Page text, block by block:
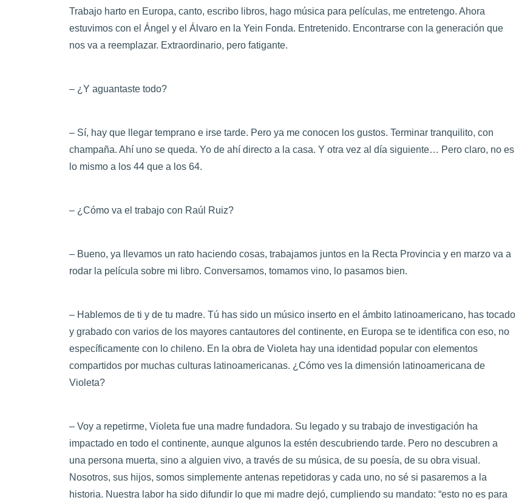
Trabajo harto en Europa, canto, escribo libros, hago música para películas, me entretengo. Ahora
estuvimos con el Ángel y el Álvaro en la Yein Fonda. Entretenido. Encontrarse con la generación que
nos va a reemplazar. Extraordinario, pero fatigante.
– ¿Y aguantaste todo?
– Sí, hay que llegar temprano e irse tarde. Pero ya me conocen los gustos. Terminar tranquilito, con
champaña. Ahí uno se queda. Yo de ahí directo a la casa. Y otra vez al día siguiente… Pero claro, no es
lo mismo a los 44 que a los 64.
– ¿Cómo va el trabajo con Raúl Ruiz?
– Bueno, ya llevamos un rato haciendo cosas, trabajamos juntos en la Recta Provincia y en marzo va a
rodar la película sobre mi libro. Conversamos, tomamos vino, lo pasamos bien.
– Hablemos de ti y de tu madre. Tú has sido un músico inserto en el ámbito latinoamericano, has tocado
y grabado con varios de los mayores cantautores del continente, en Europa se te identifica con eso, no
específicamente con lo chileno. En la obra de Violeta hay una identidad popular con elementos
compartidos por muchas culturas latinoamericanas. ¿Cómo ves la dimensión latinoamericana de
Violeta?
– Voy a repetirme, Violeta fue una madre fundadora. Su legado y su trabajo de investigación ha
impactado en todo el continente, aunque algunos la estén descubriendo tarde. Pero no descubren a
una persona muerta, sino a alguien vivo, a través de su música, de su poesía, de su obra visual.
Nosotros, sus hijos, somos simplemente antenas repetidoras y cada uno, no sé si pasaremos a la
historia. Nuestra labor ha sido difundir lo que mi madre dejó, cumpliendo su mandato: “esto no es para